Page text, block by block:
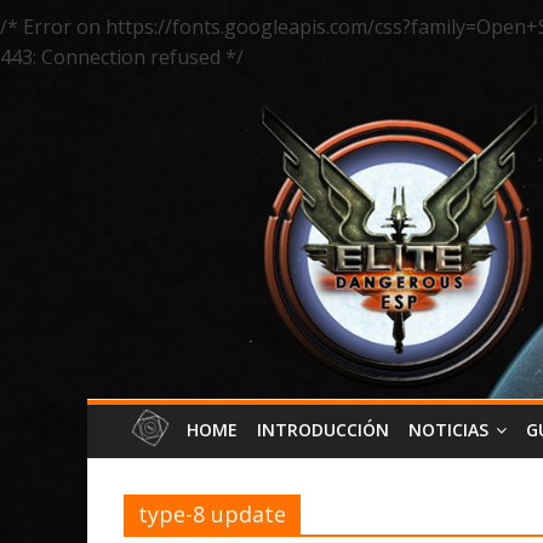
/* Error on https://fonts.googleapis.com/
443: Connection refused */
HOME INTRODUCCIÓN NOTICIAS
type-8 update